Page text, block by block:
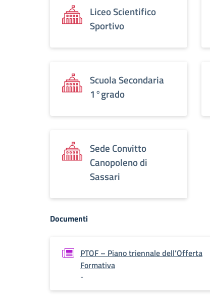
Liceo Scientifico
Sportivo
Scuola Secondaria
1°grado
Sede Convitto
Canopoleno di
Sassari
Documenti
PTOF – Piano triennale dell’Offerta
Formativa
-